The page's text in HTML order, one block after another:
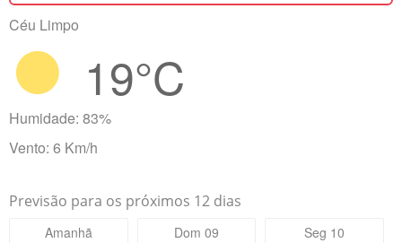
Céu Limpo
19°C
Humidade: 83%
Vento: 6 Km/h
Previsão para os próximos 12 dias
Amanhã Dom 09 Seg 10